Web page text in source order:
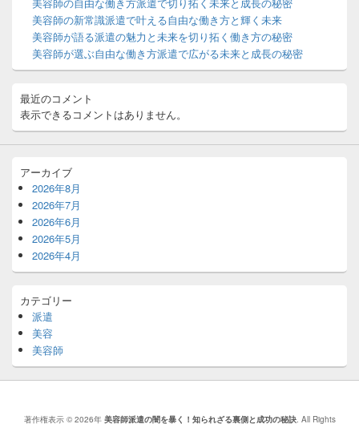
エ
ア
美容師の新常識派遣で叶える自由な働き方と輝く未来
美容師が語る派遣の魅力と未来を切り拓く働き方の秘密
美容師が選ぶ自由な働き方派遣で広がる未来と成長の秘密
最近のコメント
表示できるコメントはありません。
アーカイブ
2026年8月
2026年7月
2026年6月
2026年5月
2026年4月
カテゴリー
派遣
美容
美容師
著作権表示 © 2026年 美容師派遣の闇を暴く！知られざる裏側と成功の秘訣. All Rights